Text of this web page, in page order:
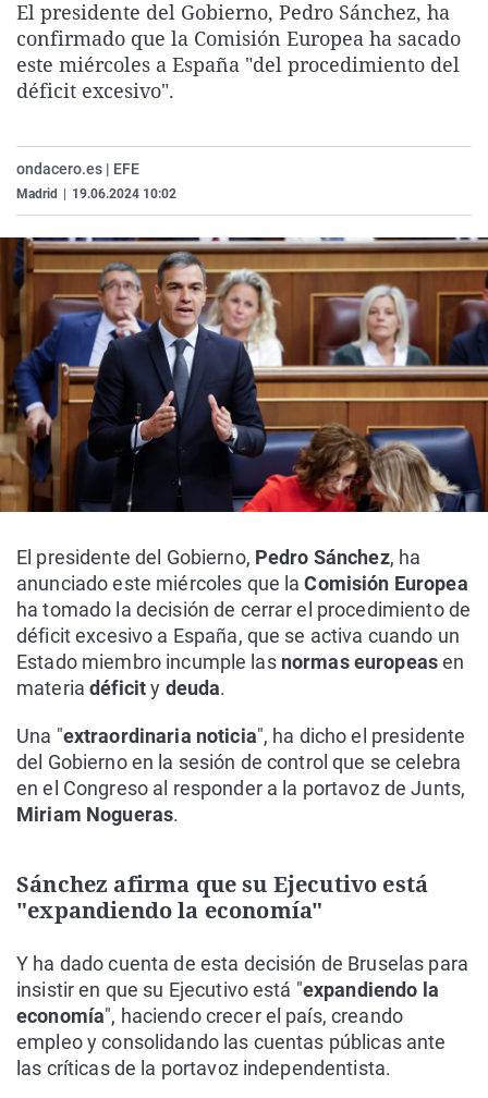
La rosa de los vientos
Gente viajera
Caso
Retornados
Extremadura
Galicia
Virales
Televisión
El presidente del Gobierno, Pedro Sánchez, ha
confirmado que la Comisión Europea ha sacado
este miércoles a España "del procedimiento del
déficit excesivo".
ondacero.es | EFE
Madrid 19.06.2024 10:02
El presidente del Gobierno, Pedro Sánchez, ha
anunciado este miércoles que laComisión Europea
ha tomado la decisión de cerrar el procedimiento de
déficit excesivo a España, que se activa cuando un
Estado miembro incumple las normas europeasen
materiadéficity deuda.
Una "extraordinaria noticia", ha dicho el presidente
del Gobierno en la sesión de control que se celebra
en el Congreso al responder a la portavoz de Junts,
Miriam Nogueras.
Sánchez afirma que su Ejecutivo está
"expandiendo la economía"
Y ha dado cuenta de esta decisión de Bruselas para
insistir en que su Ejecutivo está "expandiendo la
economía", haciendo crecer el país, creando
empleo y consolidando las cuentas públicas ante
las críticas de la portavoz independentista.